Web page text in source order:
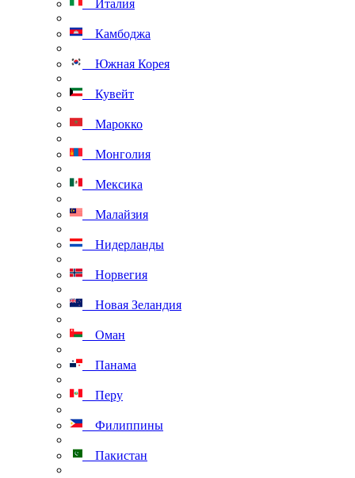
Италия
Камбоджа
Южная Корея
Кувейт
Марокко
Монголия
Мексика
Малайзия
Нидерланды
Норвегия
Новая Зеландия
Оман
Панама
Перу
Филиппины
Пакистан